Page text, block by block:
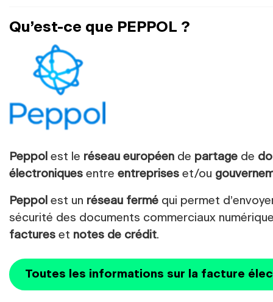
Qu’est-ce que PEPPOL ?
Peppol est le réseau européen de partage de
électroniques entre entreprises et/ou
Peppol est un réseau fermé qui permet
sécurité des documents commerciaux
factures et notes de crédit.
Toutes les informations sur la facture